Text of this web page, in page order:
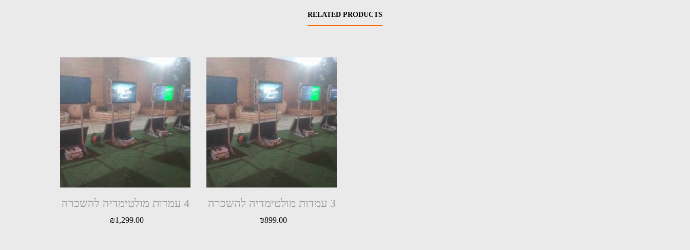
RELATED PRODUCTS
3 עמדות מולטימדיה להשכרה
₪899.00
4 עמדות מולטימדיה להשכרה
₪1,299.00